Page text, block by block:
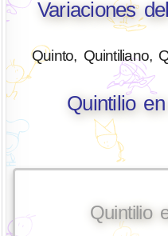
Variaciones
Quinto, Quintiliano,
Quintilio
Quintilio